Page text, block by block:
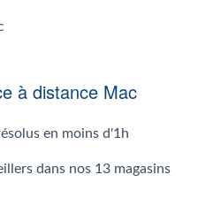
à distance Mac
en moins d'1h
dans nos 13 magasins